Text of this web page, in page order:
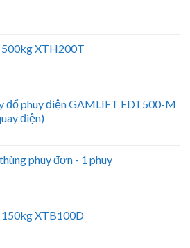
500kg XTH200T
đổ phuy điện GAMLIFT EDT500-M
điện)
phuy đơn - 1 phuy
150kg XTB100D